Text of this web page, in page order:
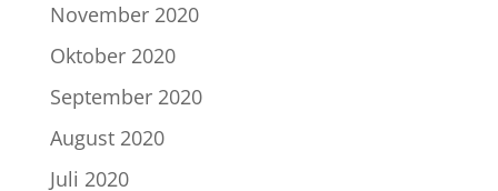
November 2020
Oktober 2020
September 2020
August 2020
Juli 2020